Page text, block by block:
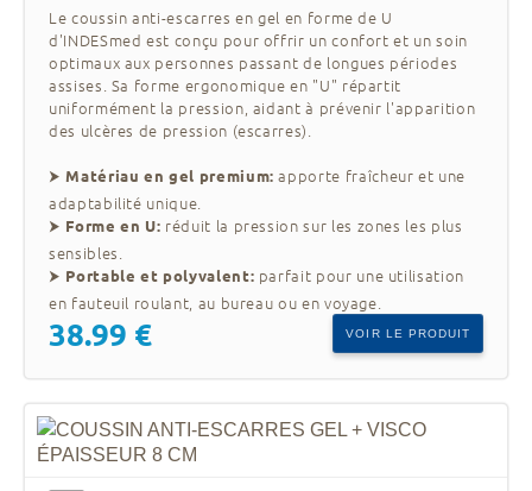
⮞Coussin anti-escarres viscoélastique carré:
idéal pour toutes les surfaces, imperméable et
fabriqué avec des matériaux de la plus haute
qualité.
Avec des années d'expérience dans les produits
médicaux et une attention méticuleuse aux
détails, nos coussins anti-escarres vous
apportent non seulement du confort, mais aussi
la sécurité dont vous avez besoin. Que ce soit
pour un usage personnel ou professionnel, chez
INDESmed, nous avons la solution parfaite pour
vous.
vous aider à améliorer votre qualité de vie.
Le coussin anti-escarres en gel en forme de U
d'INDESmed est conçu pour offrir un confort et un soin
optimaux aux personnes passant de longues périodes
assises. Sa forme ergonomique en "U" répartit
uniformément la pression, aidant à prévenir l'apparition
des ulcères de pression (escarres).
⮞ Matériau en gel premium: apporte fraîcheur et une
adaptabilité unique.
⮞ Forme en U: réduit la pression sur les zones les plus
sensibles.
⮞ Portable et polyvalent: parfait pour une utilisation
en fauteuil roulant, au bureau ou en voyage.
38.99 € VOIR LE PRODUIT